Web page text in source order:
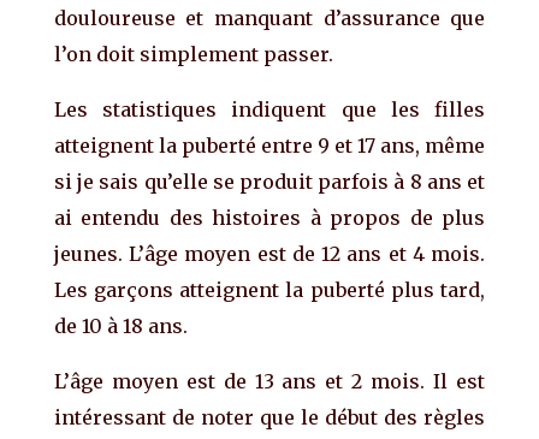
douloureuse et manquant d’assurance que
l’on doit simplement passer.
Les statistiques indiquent que les filles
atteignent la puberté entre 9 et 17 ans, même
si je sais qu’elle se produit parfois à 8 ans et
ai entendu des histoires à propos de plus
jeunes. L’âge moyen est de 12 ans et 4 mois.
Les garçons atteignent la puberté plus tard,
de 10 à 18 ans.
L’âge moyen est de 13 ans et 2 mois. Il est
intéressant de noter que le début des règles